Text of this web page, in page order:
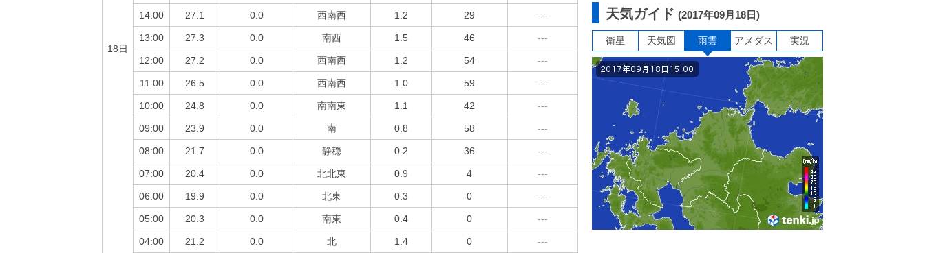
18日
14:00 27.1 0.0 西南西 1.2 29 ---
13:00 27.3 0.0 南西 1.5 46 ---
12:00 27.2 0.0 西南西 1.2 54 ---
11:00 26.5 0.0 西南西 1.0 59 ---
10:00 24.8 0.0 南南東 1.1 42 ---
09:00 23.9 0.0 南 0.8 58 ---
08:00 21.7 0.0 静穏 0.2 36 ---
07:00 20.4 0.0 北北東 0.9 4 ---
06:00 19.9 0.0 北東 0.3 0 ---
05:00 20.3 0.0 南東 0.4 0 ---
04:00 21.2 0.0 北 1.4 0 ---
天気ガイド (2017年09月18日)
衛星 天気図 雨雲 アメダス 実況